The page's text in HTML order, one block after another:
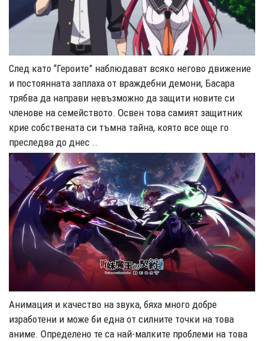
След като “Героите” наблюдават всяко негово движение
и постоянната заплаха от враждебни демони, Басара
трябва да направи невъзможно да защити новите си
членове на семейството. Освен това самият защитник
крие собствената си тъмна тайна, която все още го
преследва до днес ..
Анимация и качество на звука, бяха много добре
изработени и може би една от силните точки на това
аниме. Определено те са най-малките проблеми на това